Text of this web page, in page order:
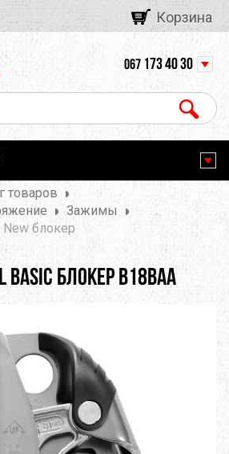
Корзина
067 173 40 30
товаров
Зажимы
блокер
блокер B18BAA